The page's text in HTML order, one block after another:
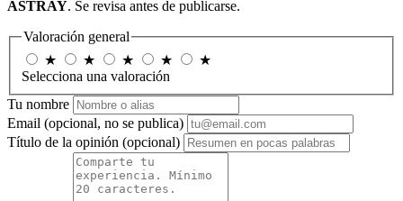
ASTRAY. Se revisa antes de publicarse.
Valoración general
★
★ ★ ★
★
Selecciona una valoración
Tu nombre
Email (opcional, no se publica)
Título de la opinión (opcional)